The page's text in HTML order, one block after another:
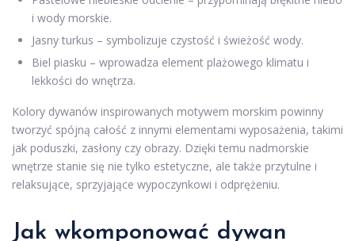
i wody morskie.
Jasny turkus – symbolizuje czystość i świeżość wody.
Biel piasku – wprowadza element plażowego klimatu i
lekkości do wnętrza.
Kolory dywanów inspirowanych motywem morskim powinny
tworzyć spójną całość z innymi elementami wyposażenia, takimi
jak poduszki, zasłony czy obrazy. Dzięki temu nadmorskie
wnętrze stanie się nie tylko estetyczne, ale także przytulne i
relaksujące, sprzyjające wypoczynkowi i odprężeniu.
Jak wkomponować dywan